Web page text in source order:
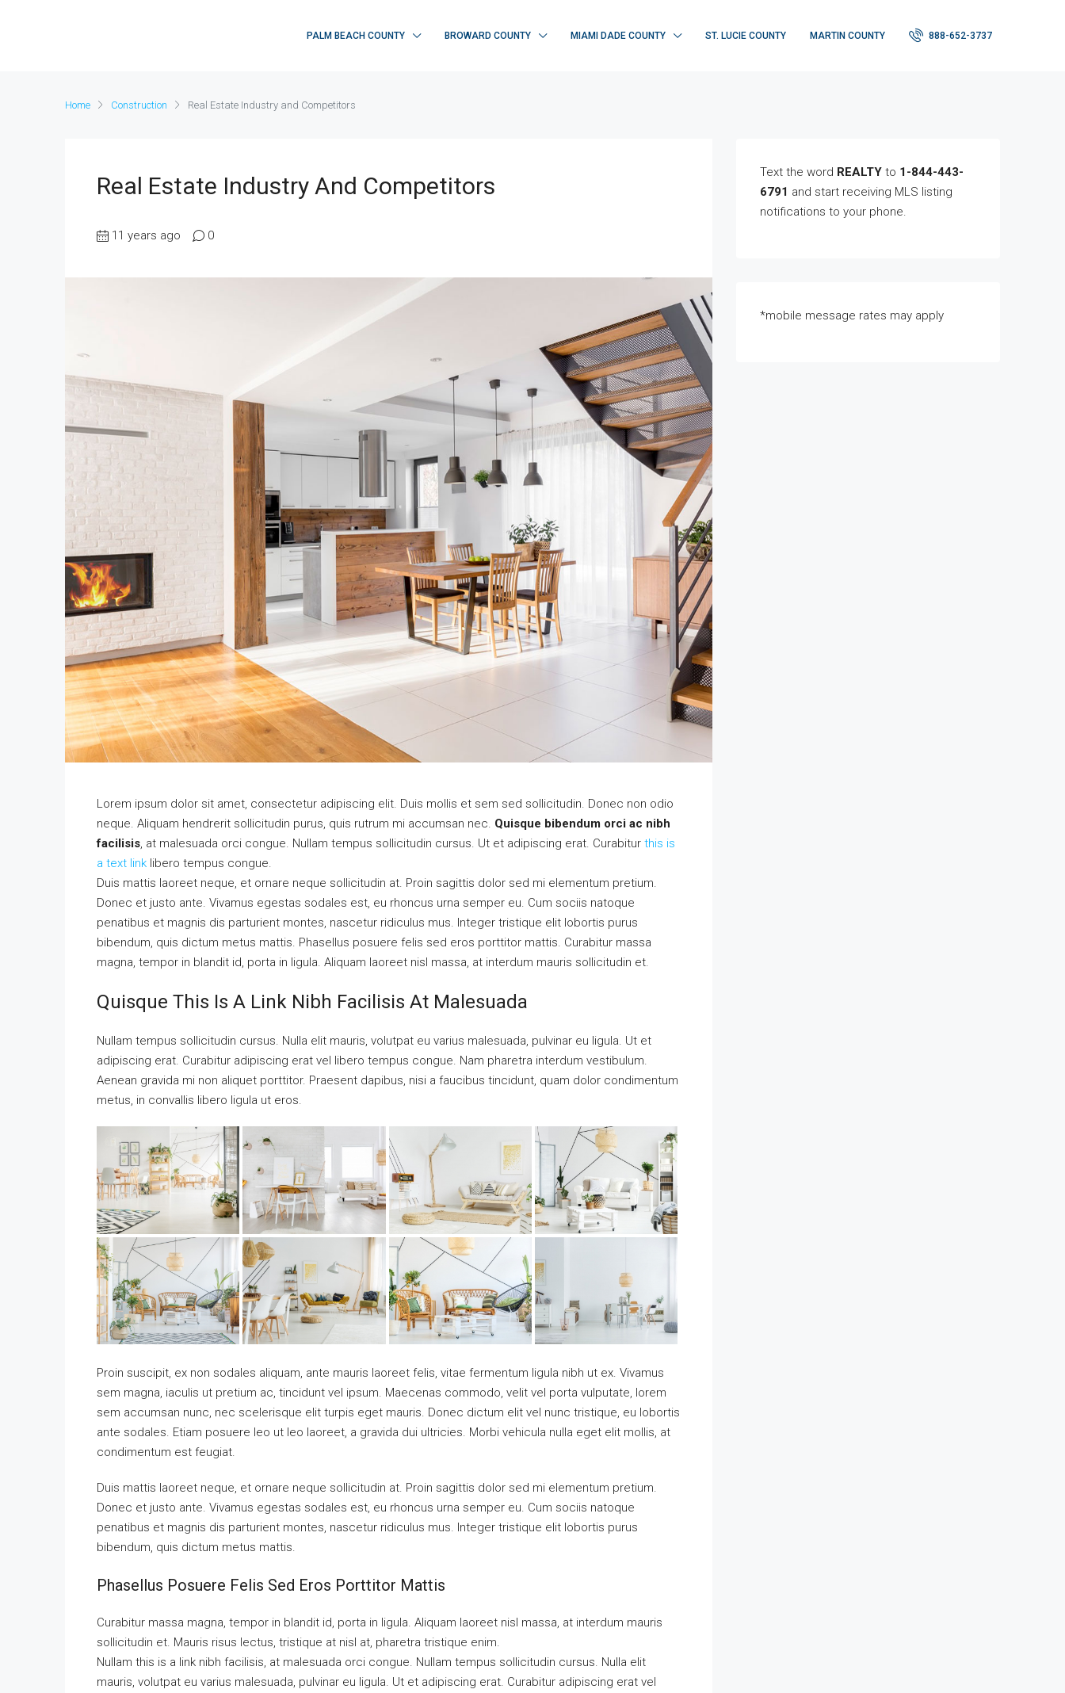
PALM BEACH COUNTY BROWARD COUNTY MIAMI DADE COUNTY ST. LUCIE COUNTY MARTIN COUNTY 888-652-3737
Home Construction Real Estate Industry and Competitors
Real Estate Industry And Competitors
11 years ago 0
Lorem ipsum dolor sit amet, consectetur adipiscing elit. Duis mollis et sem sed sollicitudin. Donec non odio
neque. Aliquam hendrerit sollicitudin purus, quis rutrum mi accumsan nec. Quisque bibendum orci ac nibh
facilisis, at malesuada orci congue. Nullam tempus sollicitudin cursus. Ut et adipiscing erat. Curabitur this is
a text link libero tempus congue.
Duis mattis laoreet neque, et ornare neque sollicitudin at. Proin sagittis dolor sed mi elementum pretium.
Donec et justo ante. Vivamus egestas sodales est, eu rhoncus urna semper eu. Cum sociis natoque
penatibus et magnis dis parturient montes, nascetur ridiculus mus. Integer tristique elit lobortis purus
bibendum, quis dictum metus mattis. Phasellus posuere felis sed eros porttitor mattis. Curabitur massa
magna, tempor in blandit id, porta in ligula. Aliquam laoreet nisl massa, at interdum mauris sollicitudin et.
Quisque This Is A Link Nibh Facilisis At Malesuada
Nullam tempus sollicitudin cursus. Nulla elit mauris, volutpat eu varius malesuada, pulvinar eu ligula. Ut et
adipiscing erat. Curabitur adipiscing erat vel libero tempus congue. Nam pharetra interdum vestibulum.
Aenean gravida mi non aliquet porttitor. Praesent dapibus, nisi a faucibus tincidunt, quam dolor condimentum
metus, in convallis libero ligula ut eros.
Proin suscipit, ex non sodales aliquam, ante mauris laoreet felis, vitae fermentum ligula nibh ut ex. Vivamus
sem magna, iaculis ut pretium ac, tincidunt vel ipsum. Maecenas commodo, velit vel porta vulputate, lorem
sem accumsan nunc, nec scelerisque elit turpis eget mauris. Donec dictum elit vel nunc tristique, eu lobortis
ante sodales. Etiam posuere leo ut leo laoreet, a gravida dui ultricies. Morbi vehicula nulla eget elit mollis, at
condimentum est feugiat.
Duis mattis laoreet neque, et ornare neque sollicitudin at. Proin sagittis dolor sed mi elementum pretium.
Donec et justo ante. Vivamus egestas sodales est, eu rhoncus urna semper eu. Cum sociis natoque
penatibus et magnis dis parturient montes, nascetur ridiculus mus. Integer tristique elit lobortis purus
bibendum, quis dictum metus mattis.
Phasellus Posuere Felis Sed Eros Porttitor Mattis
Curabitur massa magna, tempor in blandit id, porta in ligula. Aliquam laoreet nisl massa, at interdum mauris
sollicitudin et. Mauris risus lectus, tristique at nisl at, pharetra tristique enim.
Nullam this is a link nibh facilisis, at malesuada orci congue. Nullam tempus sollicitudin cursus. Nulla elit
mauris, volutpat eu varius malesuada, pulvinar eu ligula. Ut et adipiscing erat. Curabitur adipiscing erat vel
Text the word REALTY to 1-844-443-
6791 and start receiving MLS listing
notifications to your phone.
*mobile message rates may apply